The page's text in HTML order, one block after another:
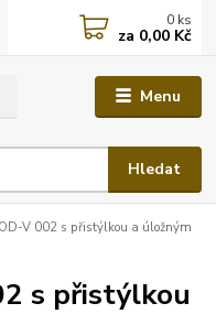
Menu
Hledat
0 ks
za 0,00 Kč
V 002 s přistýlkou a úložným
s přistýlkou